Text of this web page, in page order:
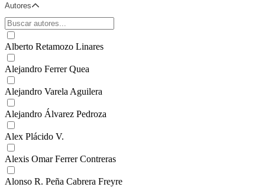
Autores
Alberto Retamozo Linares
Alejandro Ferrer Quea
Alejandro Varela Aguilera
Alejandro Álvarez Pedroza
Alex Plácido V.
Alexis Omar Ferrer Contreras
Alonso R. Peña Cabrera Freyre